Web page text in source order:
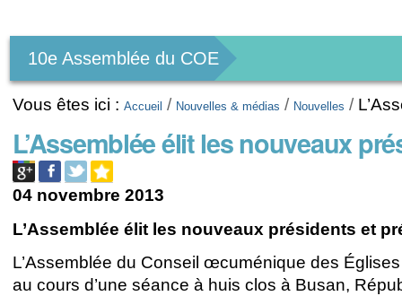
personnels
10e Assemblée du COE
Vous êtes ici : Accueil / Nouvelles & médias / Nouvelles /
L’Assemblée élit les nouveaux
04 novembre 2013
L’Assemblée élit les nouveaux présidents et
L’Assemblée du Conseil œcuménique des
au cours d’une séance à huis clos à Busan,